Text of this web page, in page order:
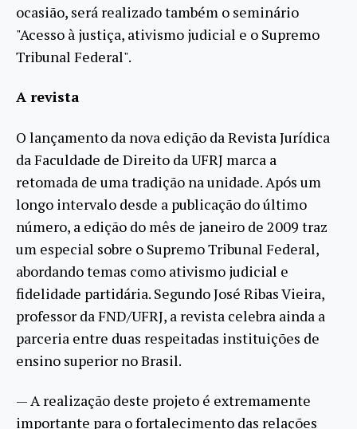
ocasião, será realizado também o seminário
"Acesso à justiça, ativismo judicial e o Supremo
Tribunal Federal".
A revista
O lançamento da nova edição da Revista Jurídica
da Faculdade de Direito da UFRJ marca a
retomada de uma tradição na unidade. Após um
longo intervalo desde a publicação do último
número, a edição do mês de janeiro de 2009 traz
um especial sobre o Supremo Tribunal Federal,
abordando temas como ativismo judicial e
fidelidade partidária. Segundo José Ribas Vieira,
professor da FND/UFRJ, a revista celebra ainda a
parceria entre duas respeitadas instituições de
ensino superior no Brasil.
— A realização deste projeto é extremamente
importante para o fortalecimento das relações